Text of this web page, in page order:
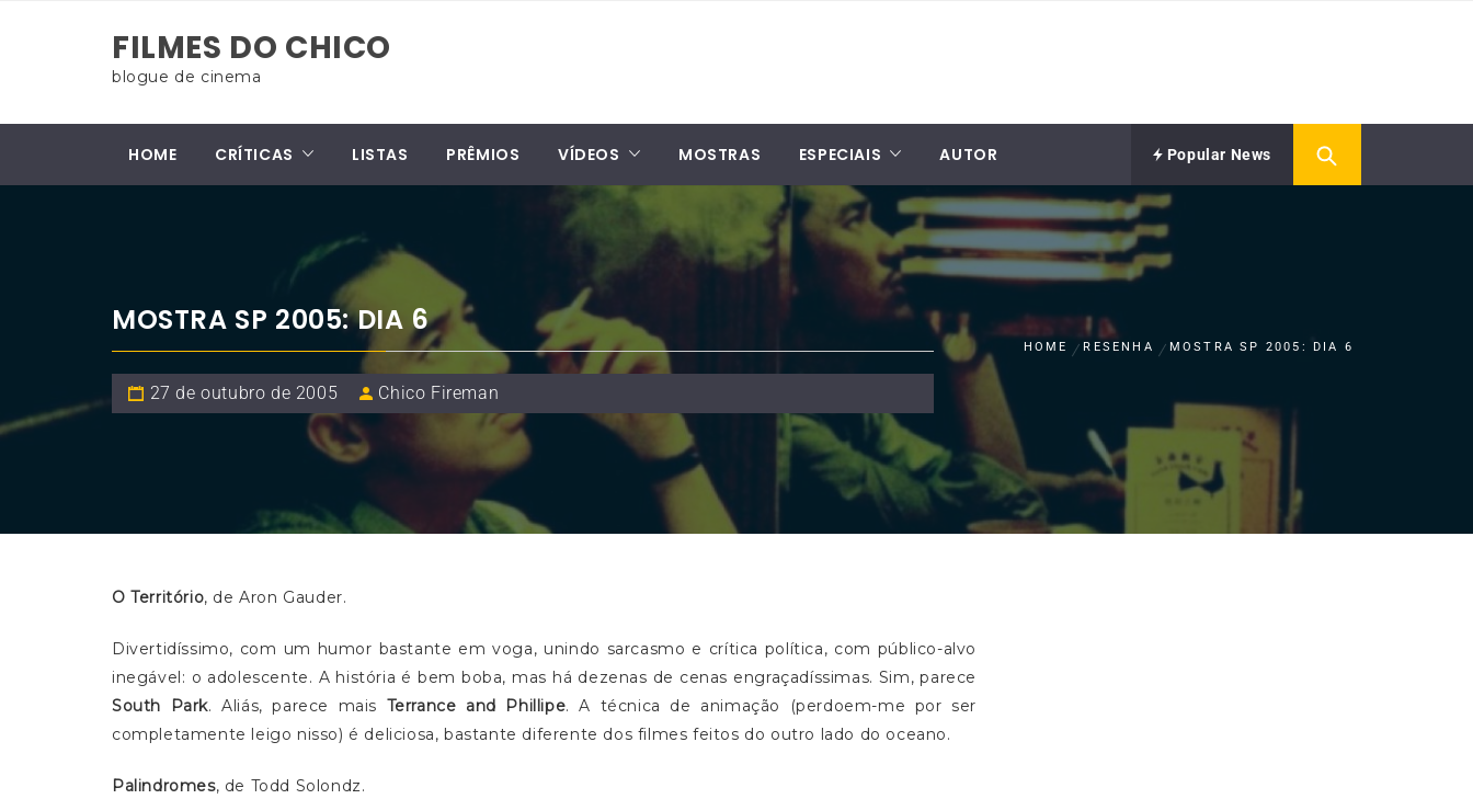
FILMES DO CHICO
blogue de cinema
HOME CRÍTICAS LISTAS PRÊMIOS VÍDEOS MOSTRAS ESPECIAIS AUTOR Popular News
MOSTRA SP 2005: DIA 6
27 de outubro de 2005 Chico Fireman
HOME RESENHA MOSTRA SP 2005: DIA 6
O Território, de Aron Gauder.
Divertidíssimo, com um humor bastante em voga, unindo sarcasmo e crítica política, com público-alvo
inegável: o adolescente. A história é bem boba, mas há dezenas de cenas engraçadíssimas. Sim, parece
South Park. Aliás, parece mais Terrance and Phillipe. A técnica de animação (perdoem-me por ser
completamente leigo nisso) é deliciosa, bastante diferente dos filmes feitos do outro lado do oceano.
Palindromes, de Todd Solondz.